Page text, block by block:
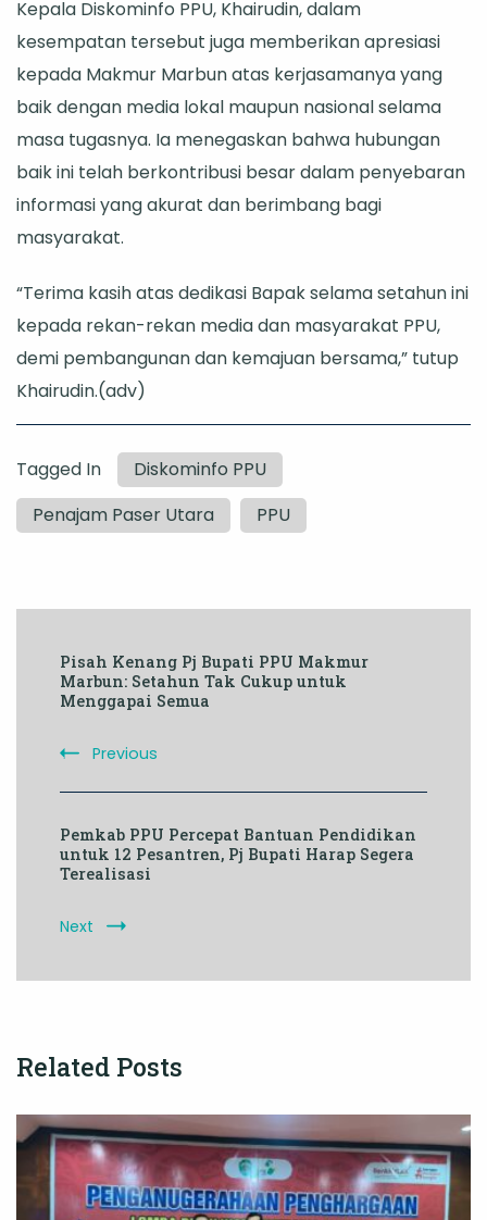
Kepala Diskominfo PPU, Khairudin, dalam
kesempatan tersebut juga memberikan apresiasi
kepada Makmur Marbun atas kerjasamanya yang
baik dengan media lokal maupun nasional selama
masa tugasnya. Ia menegaskan bahwa hubungan
baik ini telah berkontribusi besar dalam penyebaran
informasi yang akurat dan berimbang bagi
masyarakat.
“Terima kasih atas dedikasi Bapak selama setahun ini
kepada rekan-rekan media dan masyarakat PPU,
demi pembangunan dan kemajuan bersama,” tutup
Khairudin.(adv)
Tagged In
Diskominfo PPU
Penajam Paser Utara
PPU
Navigation
Pisah Kenang Pj Bupati PPU Makmur
Marbun: Setahun Tak Cukup untuk
Menggapai Semua
Previous
Pemkab PPU Percepat Bantuan Pendidikan
untuk 12 Pesantren, Pj Bupati Harap Segera
Terealisasi
Next
Related Posts